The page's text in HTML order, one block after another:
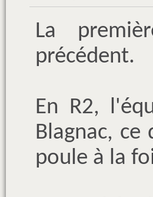
La
précédent.
En R2,
Blagnac,
poule à la